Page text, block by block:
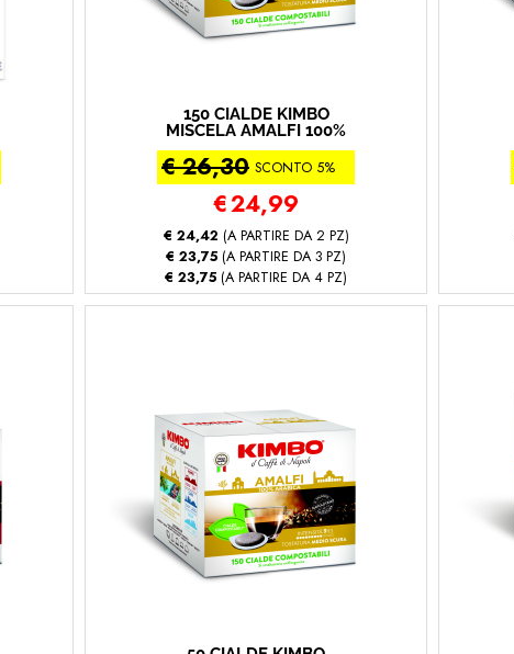
150 CIALDE KIMBO
MISCELA AMALFI 100%
ARABICA (150 - Amalfi)
€ 26,30 SCONTO 5%
€24,99
€ 24,42 (A PARTIRE DA 2 PZ)
€ 23,75 (A PARTIRE DA 3 PZ)
€ 23,75 (A PARTIRE DA 4 PZ)